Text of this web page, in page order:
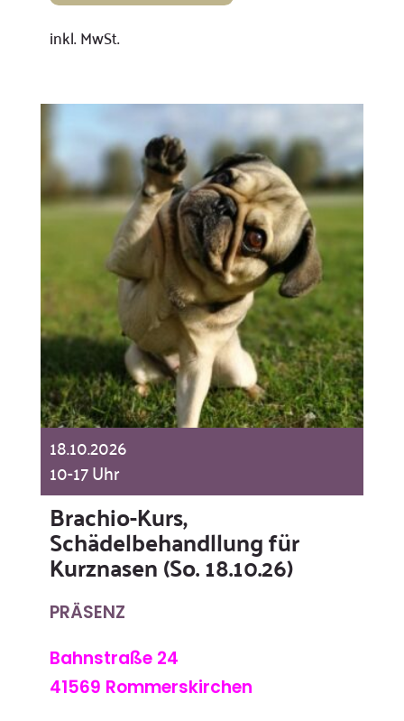
inkl. MwSt.
18.10.2026
10-17 Uhr
Brachio-Kurs,
Schädelbehandllung für
Kurznasen (So. 18.10.26)
PRÄSENZ
Bahnstraße 24
41569 Rommerskirchen